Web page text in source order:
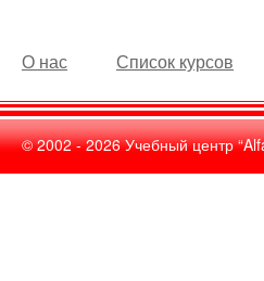
О нас Список курсов
© 2002 -2026Учебный центр